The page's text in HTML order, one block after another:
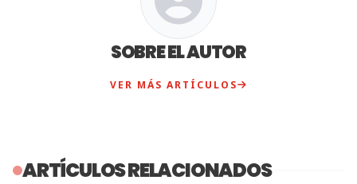
SOBRE EL AUTOR
VER MÁS ARTÍCULOS
ARTÍCULOS RELACIONADOS